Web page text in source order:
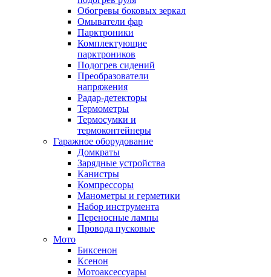
Обогревы боковых зеркал
Омыватели фар
Парктроники
Комплектующие
парктроников
Подогрев сидений
Преобразователи
напряжения
Радар-детекторы
Термометры
Термосумки и
термоконтейнеры
Гаражное оборудование
Домкраты
Зарядные устройства
Канистры
Компрессоры
Манометры и герметики
Набор инструмента
Переносные лампы
Провода пусковые
Мото
Биксенон
Ксенон
Мотоаксессуары